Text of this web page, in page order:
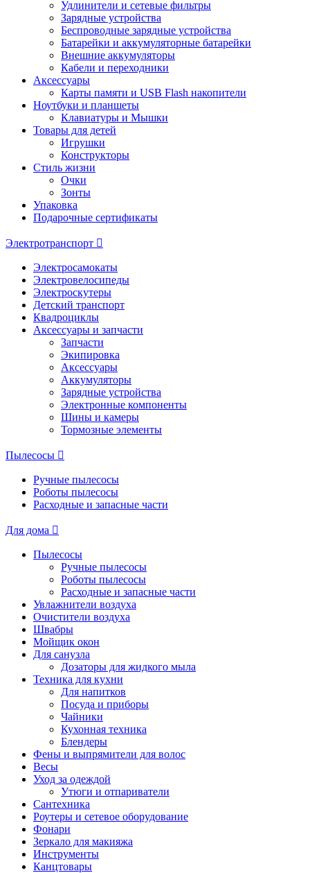
Удлинители и сетевые фильтры
Зарядные устройства
Беспроводные зарядные устройства
Батарейки и аккумуляторные батарейки
Внешние аккумуляторы
Кабели и переходники
Аксессуары
Карты памяти и USB Flash накопители
Ноутбуки и планшеты
Клавиатуры и Мышки
Товары для детей
Игрушки
Конструкторы
Стиль жизни
Очки
Зонты
Упаковка
Подарочные сертификаты
Электротранспорт
Электросамокаты
Электровелосипеды
Электроскутеры
Детский транспорт
Квадроциклы
Аксессуары и запчасти
Запчасти
Экипировка
Аксессуары
Аккумуляторы
Зарядные устройства
Электронные компоненты
Шины и камеры
Тормозные элементы
Пылесосы
Ручные пылесосы
Роботы пылесосы
Расходные и запасные части
Для дома
Пылесосы
Ручные пылесосы
Роботы пылесосы
Расходные и запасные части
Увлажнители воздуха
Очистители воздуха
Швабры
Мойщик окон
Для санузла
Дозаторы для жидкого мыла
Техника для кухни
Для напитков
Посуда и приборы
Чайники
Кухонная техника
Блендеры
Фены и выпрямители для волос
Весы
Уход за одеждой
Утюги и отпариватели
Сантехника
Роутеры и сетевое оборудование
Фонари
Зеркало для макияжа
Инструменты
Канцтовары